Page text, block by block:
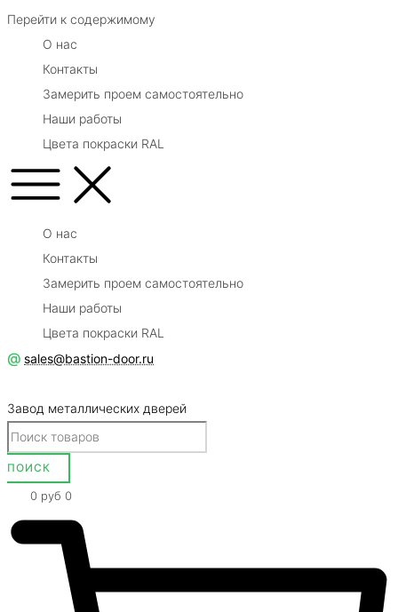
Перейти к содержимому
О нас
Контакты
Замерить проем самостоятельно
Наши работы
Цвета покраски RAL
О нас
Контакты
Замерить проем самостоятельно
Наши работы
Цвета покраски RAL
@ sales@bastion-door.ru
Завод металлических дверей
0 руб 0